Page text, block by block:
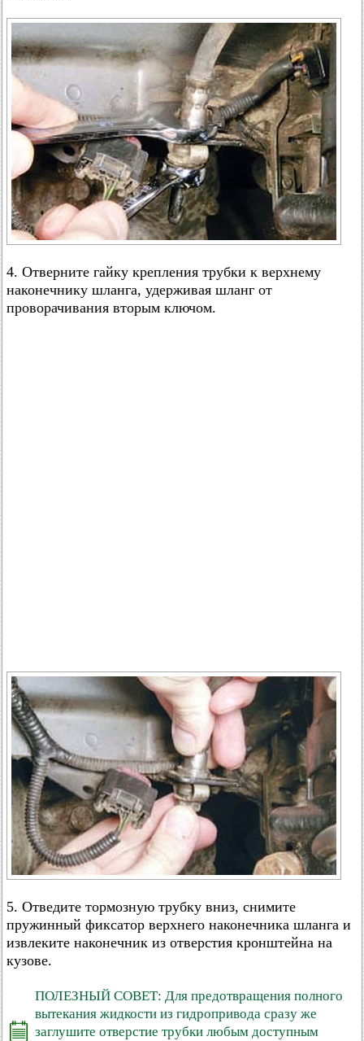
4. Отверните гайку крепления трубки к верхнему
наконечнику шланга, удерживая шланг от
проворачивания вторым ключом.
5. Отведите тормозную трубку вниз, снимите
пружинный фиксатор верхнего наконечника шланга и
извлеките наконечник из отверстия кронштейна на
кузове.
ПОЛЕЗНЫЙ СОВЕТ: Для предотвращения полного
вытекания жидкости из гидропривода сразу же
заглушите отверстие трубки любым доступным